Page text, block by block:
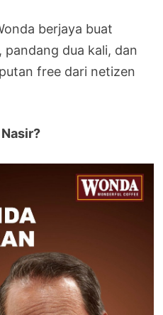
berjaya buat
dua kali, dan
free dari netizen